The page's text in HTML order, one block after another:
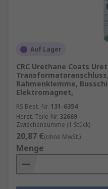
Auf Lager
CRC Urethane Coats
Rahmenklemme,
Elektromagnet,
RS Best.-Nr. 131-6354
Herst. Teile-Nr. 32669
Zwischensumme (1 Stück)
20,87 €(ohne MwSt.)
Menge